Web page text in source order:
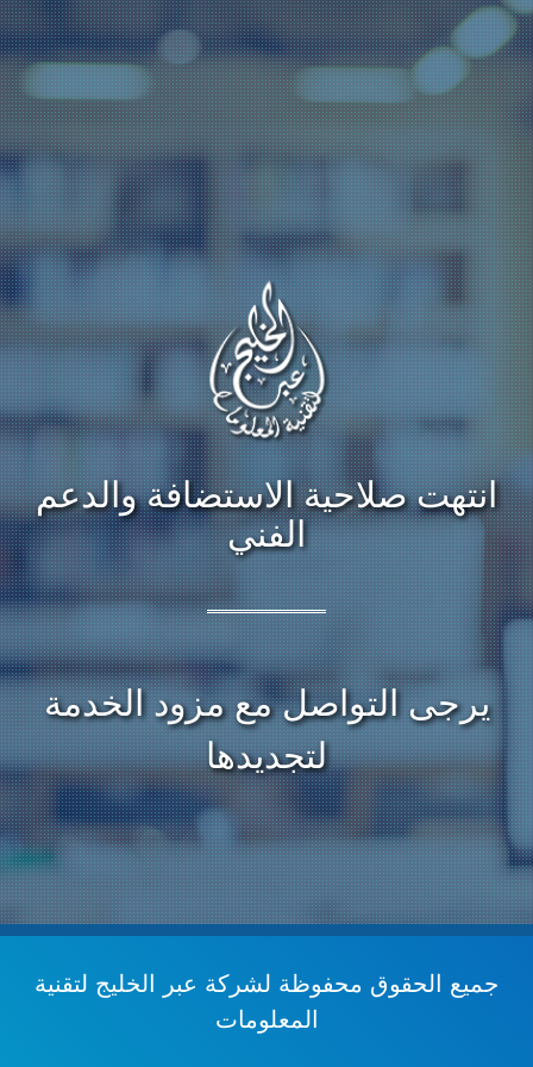
انتهت صلاحية الاستضافة والدعم
الفني
يرجى التواصل مع مزود الخدمة
لتجديدها
جميع الحقوق محفوظة لشركة عبر الخليج لتقنية
المعلومات